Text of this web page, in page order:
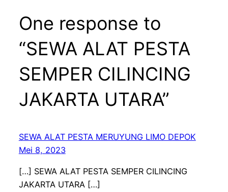
One response to
“SEWA ALAT PESTA
SEMPER CILINCING
JAKARTA UTARA”
SEWA ALAT PESTA MERUYUNG LIMO DEPOK
Mei 8, 2023
[…] SEWA ALAT PESTA SEMPER CILINCING
JAKARTA UTARA […]